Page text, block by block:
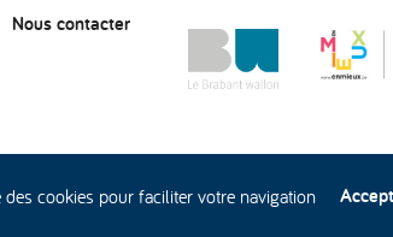
Nous contacter
cookies pour faciliter votre navigation